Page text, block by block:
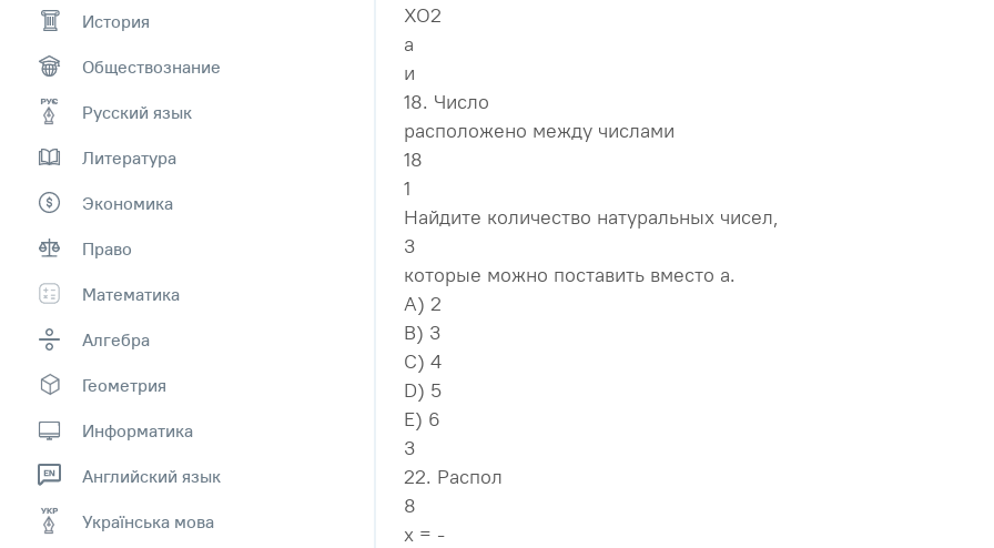
История
Обществознание
Русский язык
Литература
Экономика
Право
Математика
Алгебра
Геометрия
Информатика
Английский язык
Українська мова
ХО2
a
и
18. Число
расположено между числами
18
1
Найдите количество натуральных чисел,
3
которые можно поставить вместо а.
А) 2
В) 3
C) 4
D) 5
E) 6
3
22. Распол
8
x = -